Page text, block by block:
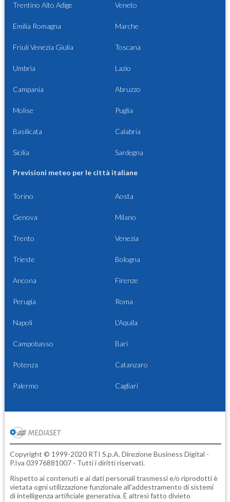
Trentino Alto Adige Veneto
Emilia Romagna Marche
Friuli Venezia Giulia Toscana
Umbria Lazio
Campania Abruzzo
Molise Puglia
Basilicata Calabria
Sicilia Sardegna
Previsioni meteo per le città italiane
Torino Aosta
Genova Milano
Trento Venezia
Trieste Bologna
Ancona Firenze
Perugia Roma
Napoli L'Aquila
Campobasso Bari
Potenza Catanzaro
Palermo Cagliari
Copyright © 1999-2020 RTI S.p.A. Direzione Business Digital -
P.Iva 03976881007 - Tutti i diritti riservati.
Rispetto ai contenuti e ai dati personali trasmessi e/o riprodotti è
vietata ogni utilizzazione funzionale all'addestramento di sistemi
di intelligenza artificiale generativa. È altresì fatto divieto